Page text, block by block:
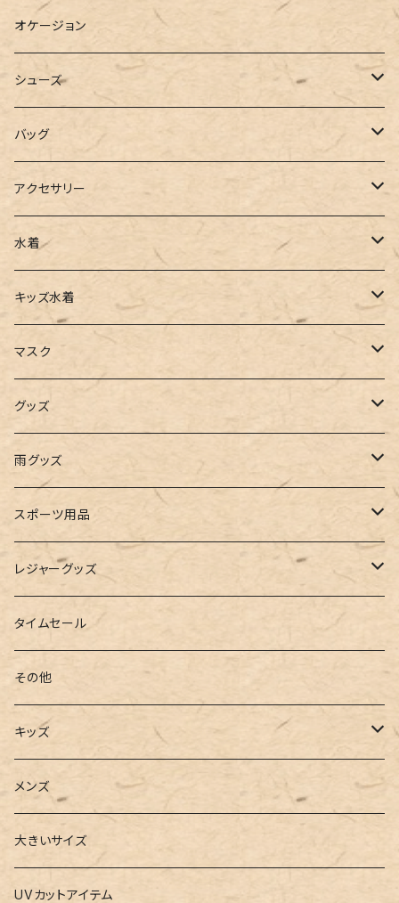
ブラウス
カーディガン
ポロシャツ
ベスト
チュニック
タンクトップ
キャミソール
インナー
ビスチェ
スウェット
ジャージ
スラックス
ワイドパンツ
カーゴパンツ
サロペット
ガウチョ
レギンス
その他
パーカーワンピース
ニットワンピース
キャミワンピース
サロペット
オールインワン
オケージョン
シューズ
ブーツ
パンプス
サンダル
スニーカー
フラットシューズ
レインシューズ
レースアップ
ルームシューズ
インソール
ローファー
バッグ
トートバッグ
ショルダー
バックパック
カゴバッグ
エコバッグ
リュック
ハンドバッグ
ボストンバッグ
アクセサリー
その他
水着
ワンピース
ビキニ
ワンショルダー
オフショルダー
バンドゥ
タンキニ
キャミキニ
フィットネス
2点セット
3点セット
4点セット
5点セット
キッズ水着
女の子
男の子
ユニセックス
マスク
アクセサリー
マスクケース
グッズ
帽子
ストール・マフラー
手袋
ポーチ
パスケース
ウォレット
カードケース
キーケース
メガネチェーン
雨グッズ
レインコート
スポーツ用品
トレーニング・スポーツウェア
トレーニンググッズ
ヨガウェア
ヨガソックス
ヨガグッズ
ヨガマット
レジャーグッズ
ビーチグッズ
タイムセール
その他
キッズ
Girls
水着
バレー
Boys
水着
グッズ
メンズ
大きいサイズ
UVカットアイテム